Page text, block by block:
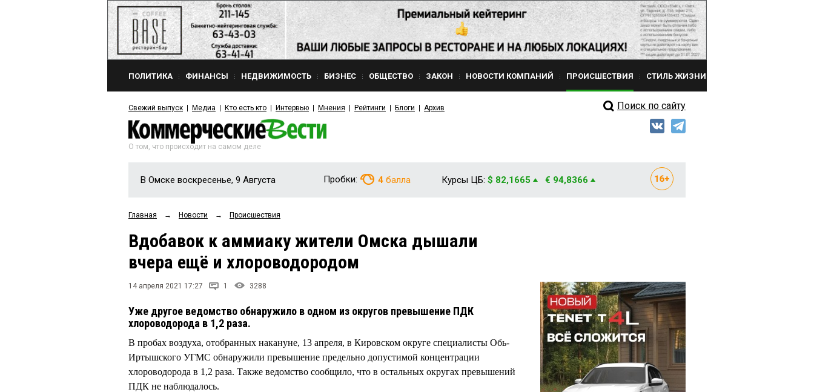
ПОЛИТИКА ФИНАНСЫ НЕДВИЖИМОСТЬ БИЗНЕС ОБЩЕСТВО ЗАКОН НОВОСТИ КОМПАНИЙ ПРОИСШЕСТВИЯ СТИЛЬ ЖИЗНИ
Свежий выпуск Медиа Кто есть кто Интервью Мнения Рейтинги Блоги Архив Поиск по сайту
О том, что происходит на самом деле
В Омске воскресенье, 9 Августа Пробки: 4 балла Курсы ЦБ: $ 82,1665 € 94,8366
Главная → Новости → Происшествия
Вдобавок к аммиаку жители Омска дышали
вчера ещё и хлороводородом
14 апреля 2021 17:27 1 3288
Уже другое ведомство обнаружило в одном из округов превышение ПДК
хлороводорода в 1,2 раза.
В пробах воздуха, отобранных накануне, 13 апреля, в Кировском округе специалисты Обь-
Иртышского УГМС обнаружили превышение предельно допустимой концентрации
хлороводорода в 1,2 раза. Также ведомство сообщило, что в остальных округах превышений
ПДК не наблюдалось.